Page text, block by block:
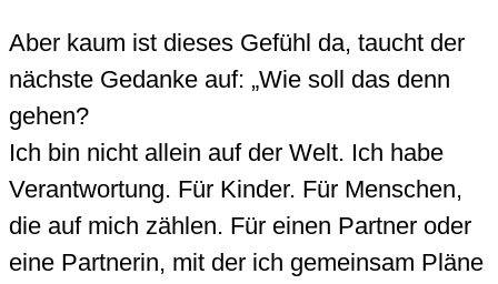
Aber kaum ist dieses Gefühl da, taucht der
nächste Gedanke auf: „Wie soll das denn
gehen?
Ich bin nicht allein auf der Welt. Ich habe
Verantwortung. Für Kinder. Für Menschen,
die auf mich zählen. Für einen Partner oder
eine Partnerin, mit der ich gemeinsam Pläne